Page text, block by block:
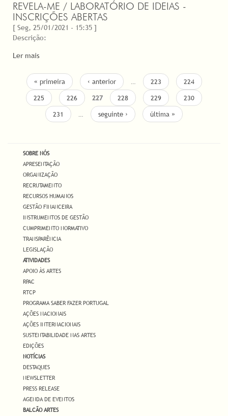
REVELA-ME / LABORATÓRIO DE IDEIAS -
INSCRIÇÕES ABERTAS
[ Seg, 25/01/2021 - 15:35 ]
Descrição:
Ler mais
PÁGINAS« primeira ‹ anterior … 223
224
225
226 227 228 229
230
231
… seguinte › última »
SOBRE NÓS
APRESENTAÇÃO
ORGANIZAÇÃO
RECRUTAMENTO
RECURSOS HUMANOS
GESTÃO FINANCEIRA
INSTRUMENTOS DE GESTÃO
CUMPRIMENTO NORMATIVO
TRANSPARÊNCIA
LEGISLAÇÃO
ATIVIDADES
APOIO ÀS ARTES
RPAC
RTCP
PROGRAMA SABER FAZER PORTUGAL
AÇÕES NACIONAIS
AÇÕES INTERNACIONAIS
SUSTENTABILIDADE NAS ARTES
EDIÇÕES
NOTÍCIAS
DESTAQUES
NEWSLETTER
PRESS RELEASE
AGENDA DE EVENTOS
BALCÃO ARTES